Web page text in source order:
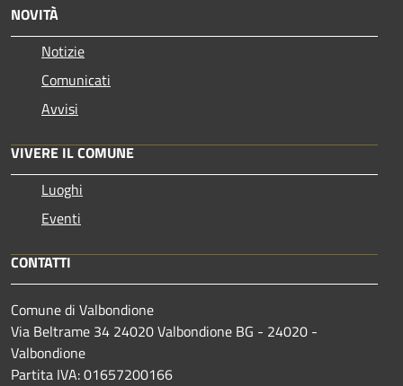
NOVITÀ
Notizie
Comunicati
Avvisi
VIVERE IL COMUNE
Luoghi
Eventi
CONTATTI
Comune di Valbondione
Via Beltrame 34 24020 Valbondione BG - 24020 -
Valbondione
Partita IVA: 01657200166